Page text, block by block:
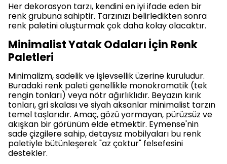
Her dekorasyon tarzı, kendini en iyi ifade eden bir
renk grubuna sahiptir. Tarzınızı belirledikten sonra
renk paletini oluşturmak çok daha kolay olacaktır.
Minimalist Yatak Odaları İçin Renk
Paletleri
Minimalizm, sadelik ve işlevsellik üzerine kuruludur.
Buradaki renk paleti genellikle monokromatik (tek
rengin tonları) veya nötr ağırlıklıdır. Beyazın kırık
tonları, gri skalası ve siyah aksanlar minimalist tarzın
temel taşlarıdır. Amaç, gözü yormayan, pürüzsüz ve
akışkan bir görünüm elde etmektir. Eymense'nin
sade çizgilere sahip, detaysız mobilyaları bu renk
paletiyle bütünleşerek "az çoktur" felsefesini
destekler.